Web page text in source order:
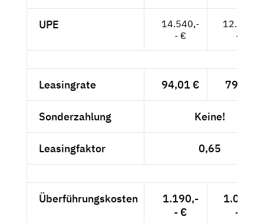
UPE
14.540,-
- €
12.218,-
- €
Leasingrate 94,01 € 79,-- €
Sonderzahlung Keine!
Leasingfaktor 0,65
Überführungskosten
1.190,-
- €
1.000,-
- €